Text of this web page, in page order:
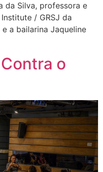
da Silva, professora e
/ GRSJ da
a bailarina Jaqueline
o